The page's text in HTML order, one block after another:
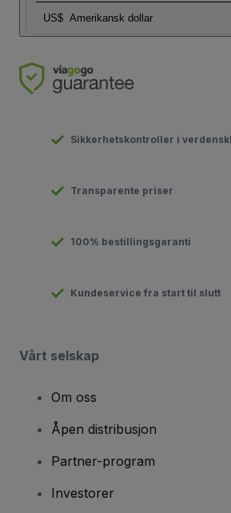
US$ Amerikansk dollar
Sikkerhetskontroller i
Transparente priser
100% bestillingsgaranti
Kundeservice fra start til slutt
Vårt selskap
Om oss
Åpen distribusjon
Partner-program
Investorer